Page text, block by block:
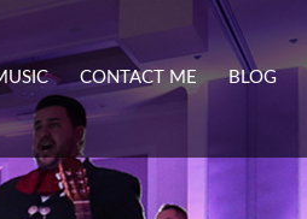
CONTACT ME BLOG